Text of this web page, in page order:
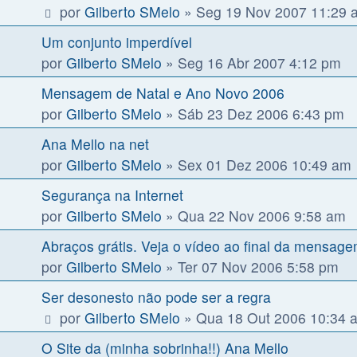
por Gilberto SMelo » Seg 19 Nov 2007 11:29
Um conjunto imperdível
por Gilberto SMelo » Seg 16 Abr 2007 4:12 pm
Mensagem de Natal e Ano Novo 2006
por Gilberto SMelo » Sáb 23 Dez 2006 6:43 pm
Ana Mello na net
por Gilberto SMelo » Sex 01 Dez 2006 10:49 am
Segurança na Internet
por Gilberto SMelo » Qua 22 Nov 2006 9:58 am
Abraços grátis. Veja o vídeo ao final da
por Gilberto SMelo » Ter 07 Nov 2006 5:58 pm
Ser desonesto não pode ser a regra
por Gilberto SMelo » Qua 18 Out 2006 10:34
O Site da (minha sobrinha!!) Ana Mello